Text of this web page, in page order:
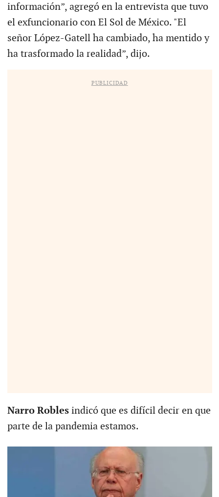
información”, agregó en la entrevista que tuvo
el exfuncionario con El Sol de México. "El
señor López-Gatell ha cambiado, ha mentido y
ha trasformado la realidad”, dijo.
PUBLICIDAD
Narro Roblesindicó que es difícil decir en que
parte de la pandemia estamos.